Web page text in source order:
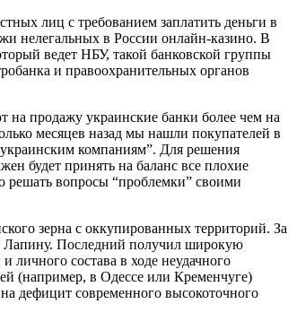
лиц с требованием заплатить деньги в
нелегальных в России онлайн-казино. В
ведет НБУ, такой банковской группы
и правоохранительных органов
продажу украинские банки более чем на
месяцев назад мы нашли покупателей в
компаниям”. Для решения
будет принять на баланс все плохие
вопросы “проблемки” своими
зерна с оккупированных территорий. За
Лапину. Последний получил широкую
личного состава в ходе неудачного
(например, в Одессе или Кременчуге)
дефицит современного высокоточного